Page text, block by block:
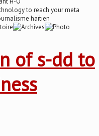
of s-dd to